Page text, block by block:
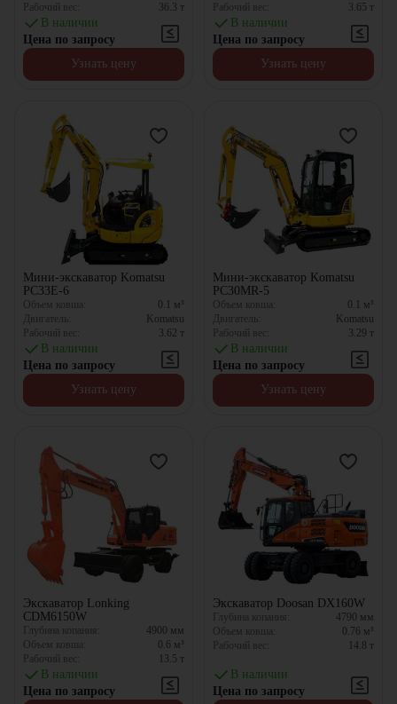
Рабочий вес:
36.3 т
В наличии
Цена по запросу
Узнать цену
Рабочий вес:
3.65 т
В наличии
Цена по запросу
Узнать цену
Мини-экскаватор Komatsu
PC33E-6
Объем ковша: 0.1 м³
Двигатель:
Komatsu
Рабочий вес:
3.62 т
В наличии
Цена по запросу
Узнать цену
Мини-экскаватор Komatsu
PC30MR-5
Объем ковша: 0.1 м³
Двигатель:
Komatsu
Рабочий вес:
3.29 т
В наличии
Цена по запросу
Узнать цену
Экскаватор Lonking
CDM6150W
Глубина копания: 4900 мм
Объем ковша:
0.6 м³
Рабочий вес:
13.5 т
В наличии
Цена по запросу
Экскаватор Doosan DX160W
Глубина копания: 4790 мм
Объем ковша:
0.76 м³
Рабочий вес:
14.8 т
В наличии
Цена по запросу